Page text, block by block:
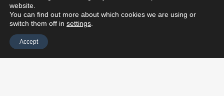
website.
You can find out more about which cookies we are using or
switch them off in settings
Accept